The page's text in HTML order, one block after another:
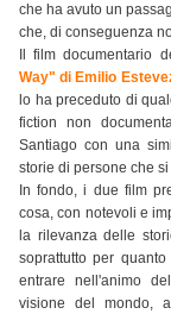
che ha avuto un
che, di conseguenza
Il film documentario
Way" di Emilio
lo ha preceduto di
fiction non
Santiago con una
storie di persone che
In fondo, i due film
cosa, con notevoli e
la rilevanza delle
soprattutto per
entrare nell'animo
visione del mondo,